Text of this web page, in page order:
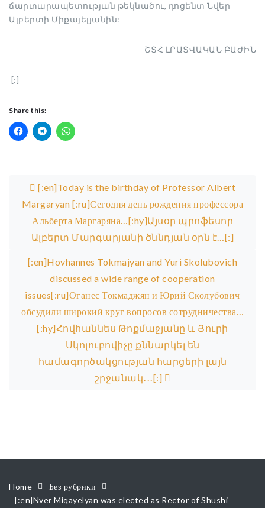
ճարտարապետության թեկնածու, դոցենտ Նվեր
Ալբերտի Միքայելյանին:
ՇՏՀ ԼՐԱՏՎԱԿԱՆ ԲԱԺԻՆ
[:]
Share this:
[:en]Today is the birthday of Professor Albert
Margaryan [:ru]Сегодня день рождения профессора
Альберта Маргаряна…[:hy]Այսօր պրոֆեսոր
Ալբերտ Մարգարյանի ծննդյան օրն է…[:]
[:en]Hovhannes Tokmajyan and Yuri Skolubovich
discussed a wide range of cooperation
issues[:ru]Оганес Токмаджян и Юрий Сколубович
обсудили широкий круг вопросов сотрудничества…
[:hy]Հովհաննես Թոքմաջյանը և Յուրի
Սկոլուբովիչը քննարկել են
համագործակցության հարցերի լայն
շրջանակ․․․[:]
Home
Без рубрики
[:en]Nver Miqayelyan was elected as Rector of Shushi